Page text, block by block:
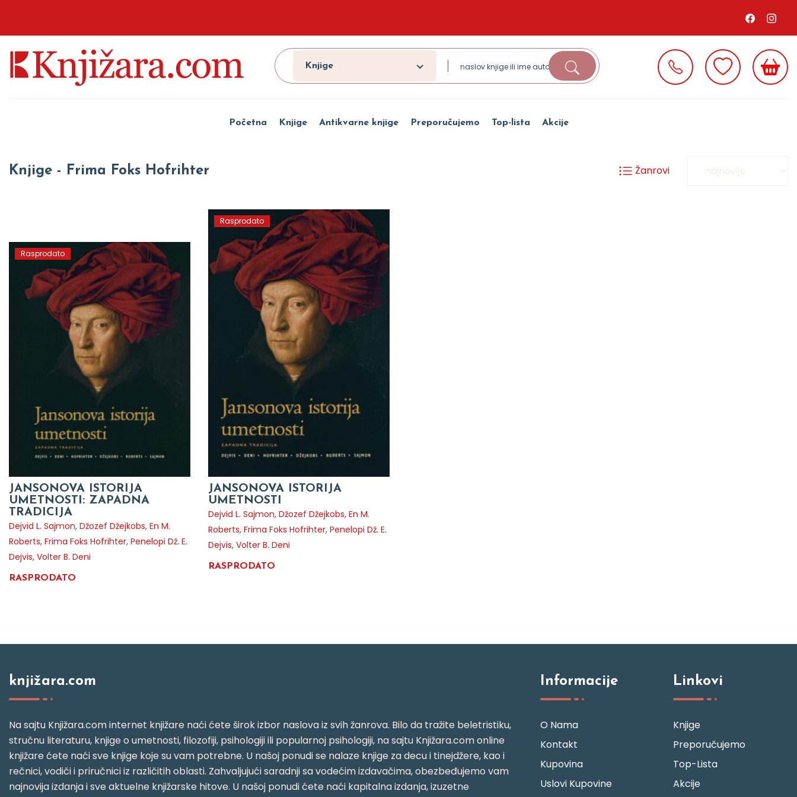
Knjige
Početna Knjige Antikvarne knjige Preporučujemo Top-lista Akcije
Knjige - Frima Foks Hofrihter Žanrovi
Rasprodato
JANSONOVA ISTORIJA
UMETNOSTI: ZAPADNA
TRADICIJA
Dejvid L. Sajmon, Džozef Džejkobs, En M.
Roberts, Frima Foks Hofrihter, Penelopi Dž. E.
Dejvis, Volter B. Deni
RASPRODATO
Rasprodato
JANSONOVA ISTORIJA
UMETNOSTI
Dejvid L. Sajmon, Džozef Džejkobs, En M.
Roberts, Frima Foks Hofrihter, Penelopi Dž. E.
Dejvis, Volter B. Deni
RASPRODATO
knjižara.com
Na sajtu Knjižara.com internet knjižare naći ćete širok izbor naslova iz svih žanrova. Bilo da tražite beletristiku,
stručnu literaturu, knjige o umetnosti, filozofiji, psihologiji ili popularnoj psihologiji, na sajtu Knjižara.com online
knjižare ćete naći sve knjige koje su vam potrebne. U našoj ponudi se nalaze knjige za decu i tinejdžere, kao i
rečnici, vodiči i priručnici iz različitih oblasti. Zahvaljujući saradnji sa vodećim izdavačima, obezbeđujemo vam
najnovija izdanja i sve aktuelne knjižarske hitove. U našoj ponudi ćete naći kapitalna izdanja, izuzetne
Informacije
O Nama
Kontakt
Kupovina
Uslovi Kupovine
Linkovi
Knjige
Preporučujemo
Top-Lista
Akcije